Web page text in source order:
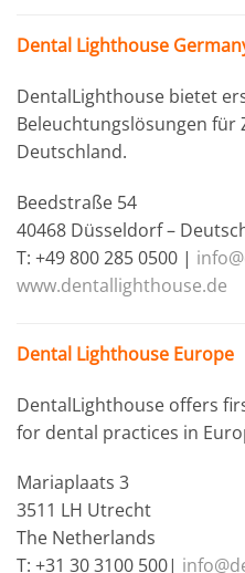
Dental Lighthouse
DentalLighthouse bietet
Beleuchtungslösungen für
Deutschland.
Beedstraße 54
40468 Düsseldorf –
T: +49 800 285 0500 |
www.dentallighthouse.de
Dental Lighthouse Europe
DentalLighthouse offers
for dental practices in
Mariaplaats 3
3511 LH Utrecht
The Netherlands
T: +31 30 3100 500|